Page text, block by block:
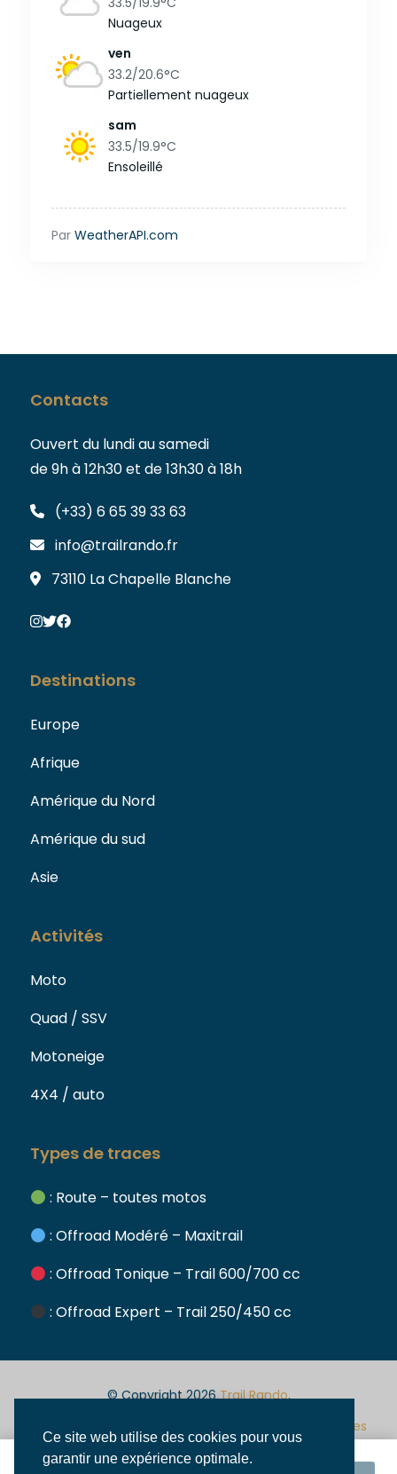
Ce site web utilise des cookies pour vous
garantir une expérience optimale.
Nuageux
ven
33.2/20.6°C
Partiellement nuageux
sam
33.5/19.9°C
Ensoleillé
Par WeatherAPI.com
Contacts
Ouvert du lundi au samedi
de 9h à 12h30 et de 13h30 à 18h
(+33) 6 65 39 33 63
info@trailrando.fr
73110 La Chapelle Blanche
Destinations
Europe
Afrique
Amérique du Nord
Amérique du sud
Asie
Activités
Moto
Quad / SSV
Motoneige
4X4 / auto
Types de traces
: Route – toutes motos
: Offroad Modéré – Maxitrail
: Offroad Tonique – Trail 600/700 cc
: Offroad Expert – Trail 250/450 cc
© Copyright 2026Trail Rando.
légales
générales de
confidentialité
Assurances